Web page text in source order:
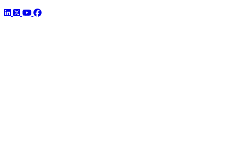
LinkedIn
TwitterYouTube
Facebook